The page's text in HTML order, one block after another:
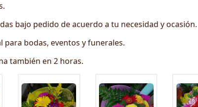
bajo pedido de acuerdo a tu necesidad y ocasión.
bodas, eventos y funerales.
también en 2 horas.